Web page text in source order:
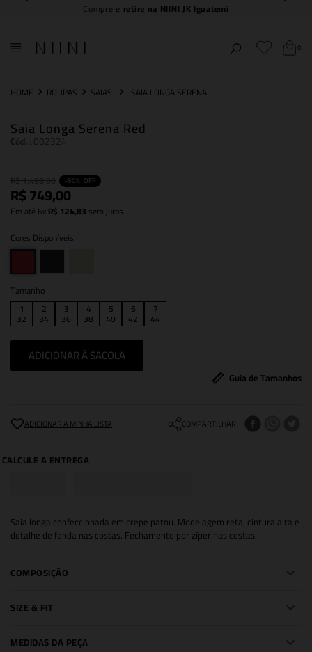
5% off no PIX
0
ROUPAS SAIAS SAIA LONGA SERENA RED
Saia Longa Serena Red
002324
-50% OFF
R$749,00
Em até 6xR$ 124,83 sem juros
Cores Disponíveis
Tamanho
1
32
2
34
3
36
4
38
5
40
6
42
7
44
ADICIONAR À SACOLA
Guia de Tamanhos
COMPARTILHAR
Saia longa confeccionada em crepe patou. Modelagem reta, cintura alta e
detalhe de fenda nas costas. Fechamento por zíper nas costas.
COMPOSIÇÃO
SIZE & FIT
MEDIDAS DA PEÇA